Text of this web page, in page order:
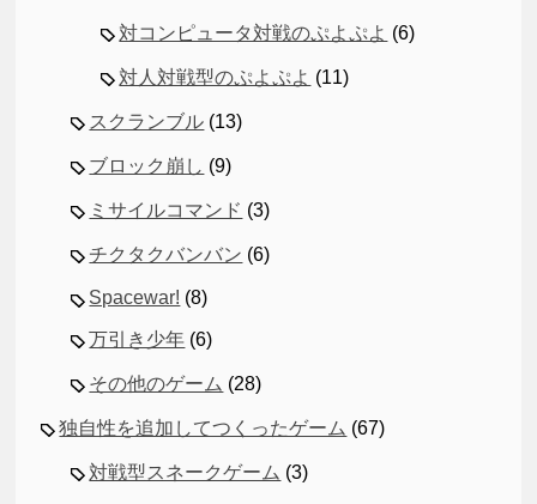
対コンピュータ対戦のぷよぷよ (6)
対人対戦型のぷよぷよ (11)
スクランブル (13)
ブロック崩し (9)
ミサイルコマンド (3)
チクタクバンバン (6)
Spacewar! (8)
万引き少年 (6)
その他のゲーム (28)
独自性を追加してつくったゲーム (67)
対戦型スネークゲーム (3)